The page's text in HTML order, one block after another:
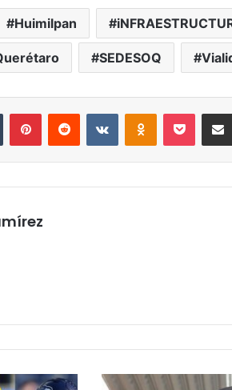
Huimilpan
SEDESOQ
Tumblr PinterestReddit VKontakteOdnoklassniki
Pocket
Abren